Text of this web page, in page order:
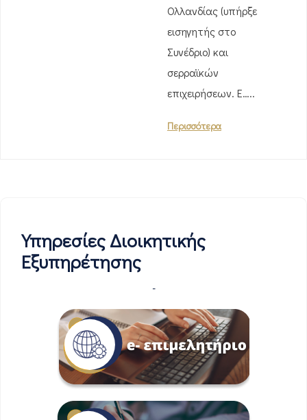
Ολλανδίας (υπήρξε
εισηγητής στο
Συνέδριο) και
σερραϊκών
επιχειρήσεων. Ε…..
Περισσότερα
Υπηρεσίες Διοικητικής
Εξυπηρέτησης
-